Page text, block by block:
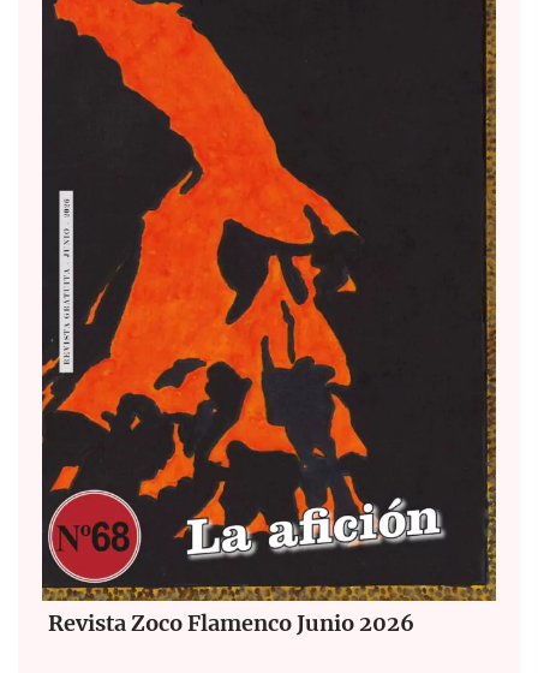
Revista Zoco Flamenco Junio 2026